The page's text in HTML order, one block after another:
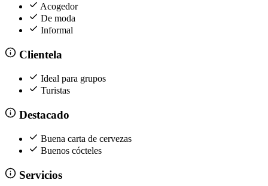
Acogedor
De moda
Informal
Clientela
Ideal para grupos
Turistas
Destacado
Buena carta de cervezas
Buenos cócteles
Servicios